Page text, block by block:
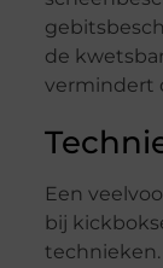
de
vermindert
Een
bij